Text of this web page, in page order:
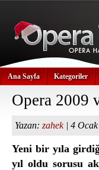
Ana Sayfa Kategoriler
Opera 2009
Yazan: zahek| 4 Ocak
Yeni bir yıla
yıl oldu sorusu